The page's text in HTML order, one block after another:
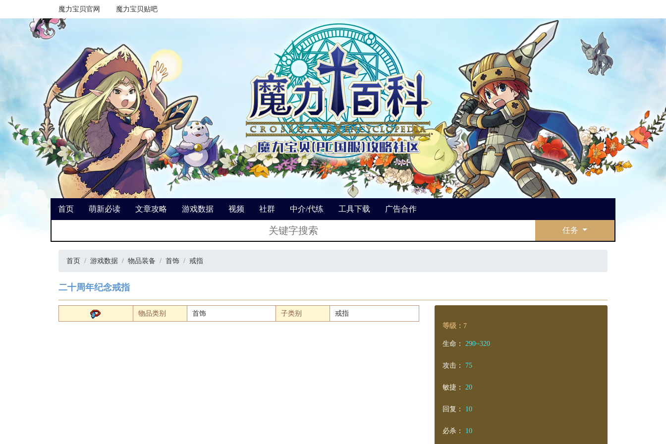
魔力宝贝官网 魔力宝贝贴吧
首页 萌新必读 文章攻略 游戏数据 视频 社群 中介/代练 工具下载 广告合作
任务
首页 游戏数据 物品装备 首饰 戒指
二十周年纪念戒指
物品类别 首饰 子类别
戒指
等级：7
生命： 290~320
攻击： 75
敏捷： 20
回复： 10
必杀： 10